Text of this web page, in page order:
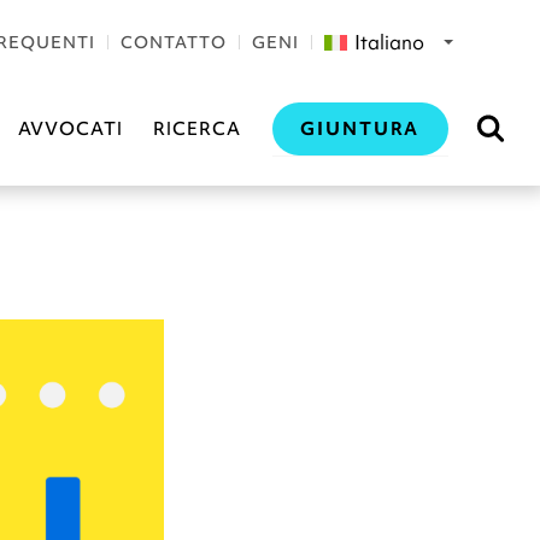
CONTATTO GENI Italiano
AVVOCATI RICERCA GIUNTURA